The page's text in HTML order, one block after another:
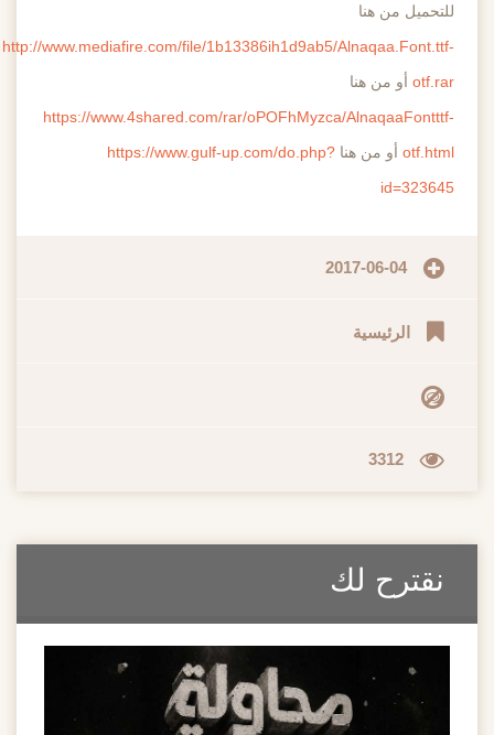
للتحميل من هنا
http://www.mediafire.com/file/1b13386ih1d9ab5/Alnaqaa.Font.ttf-
otf.rar أو من هنا
https://www.4shared.com/rar/oPOFhMyzca/AlnaqaaFontttf-
otf.html أو من هنا https://www.gulf-up.com/do.php?
id=323645
2017-06-04
الرئيسية
3312
نقترح لك